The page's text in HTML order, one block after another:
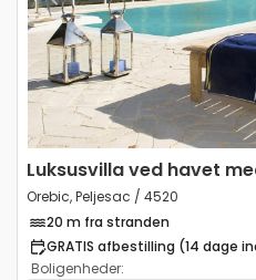
Previous
Luksusvilla ved havet
Orebic, Peljesac / 4520
20 m fra stranden
GRATIS afbestilling (14 dage
Boligenheder: